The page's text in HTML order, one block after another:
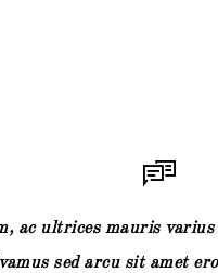
ac ultrices mauris
sed arcu sit amet